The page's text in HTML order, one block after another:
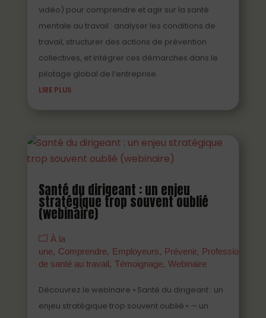
vidéo) pour comprendre et agir sur la santé
mentale au travail : analyser les conditions de
travail, structurer des actions de prévention
collectives, et intégrer ces démarches dans le
pilotage global de l’entreprise.
LIRE PLUS
Santé du dirigeant : un enjeu
stratégique trop souvent oublié
(webinaire)
À la
une
Comprendre Employeurs Prévenir
Professionnels
de santé au travail Témoignage Webinaire
Découvrez le webinaire « Santé du dirigeant : un
enjeu stratégique trop souvent oublié » — un